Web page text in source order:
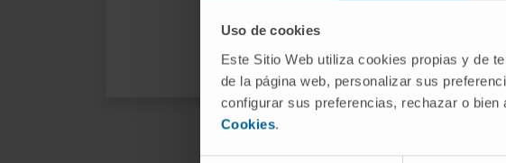
Uso de cookies
Este Sitio Web utiliza cookies propias y de
de la página web, personalizar sus
configurar sus preferencias, rechazar o
Cookies.